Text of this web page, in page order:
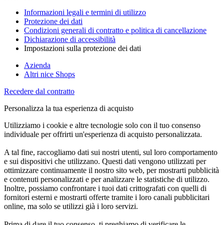
Informazioni legali e termini di utilizzo
Protezione dei dati
Condizioni generali di contratto e politica di cancellazione
Dichiarazione di accessibilità
Impostazioni sulla protezione dei dati
Azienda
Altri nice Shops
Recedere dal contratto
Personalizza la tua esperienza di acquisto
Utilizziamo i cookie e altre tecnologie solo con il tuo consenso
individuale per offrirti un'esperienza di acquisto personalizzata.
A tal fine, raccogliamo dati sui nostri utenti, sul loro comportamento
e sui dispositivi che utilizzano. Questi dati vengono utilizzati per
ottimizzare continuamente il nostro sito web, per mostrarti pubblicità
e contenuti personalizzati e per analizzare le statistiche di utilizzo.
Inoltre, possiamo confrontare i tuoi dati crittografati con quelli di
fornitori esterni e mostrarti offerte tramite i loro canali pubblicitari
online, ma solo se utilizzi già i loro servizi.